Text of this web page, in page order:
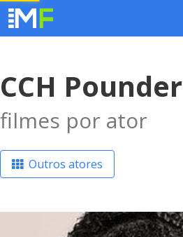
CCH Pounder
filmes por ator
Outros atores